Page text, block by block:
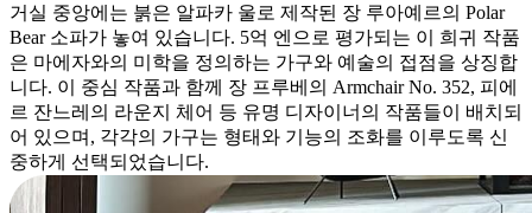
거실 중앙에는 붉은 알파카 울로 제작된 장 루아예르의 Polar
Bear 소파가 놓여 있습니다. 5억 엔으로 평가되는 이 희귀 작품
은 마에자와의 미학을 정의하는 가구와 예술의 접점을 상징합
니다. 이 중심 작품과 함께 장 프루베의 Armchair No. 352, 피에
르 잔느레의 라운지 체어 등 유명 디자이너의 작품들이 배치되
어 있으며, 각각의 가구는 형태와 기능의 조화를 이루도록 신
중하게 선택되었습니다.